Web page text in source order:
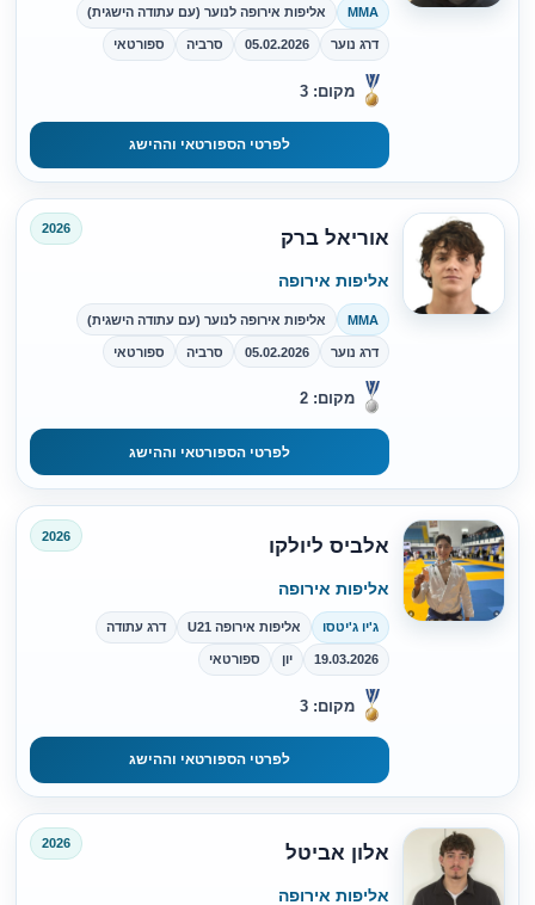
MMA אליפות אירופה לנוער (עם עתודה הישגית)
דרג נוער 05.02.2026 סרביה ספורטאי
מקום: 3
לפרטי הספורטאי וההישג
אוריאל ברק 2026
אליפות אירופה
MMA אליפות אירופה לנוער (עם עתודה הישגית)
דרג נוער 05.02.2026 סרביה ספורטאי
מקום: 2
לפרטי הספורטאי וההישג
אלביס ליולקו 2026
אליפות אירופה
ג'יו ג'יטסו אליפות אירופה U21 דרג עתודה
19.03.2026 יון ספורטאי
מקום: 3
לפרטי הספורטאי וההישג
אלון אביטל 2026
אליפות אירופה